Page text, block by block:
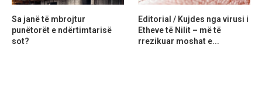
Sa janë të mbrojtur
punëtorët e ndërtimtarisë
sot?
Editorial / Kujdes nga virusi i
Etheve të Nilit – më të
rrezikuar moshat e...